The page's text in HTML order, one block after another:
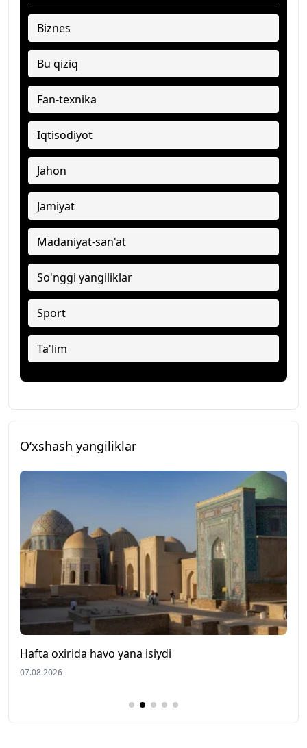
Biznes
Bu qiziq
Fan-texnika
Iqtisodiyot
Jahon
Jamiyat
Madaniyat-san'at
So'nggi yangiliklar
Sport
Ta'lim
O‘xshash yangiliklar
Hafta oxirida havo yana isiydi
07.08.2026